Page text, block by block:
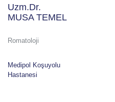
Uzm.Dr.
MUSA TEMEL
Romatoloji
Medipol Koşuyolu
Hastanesi